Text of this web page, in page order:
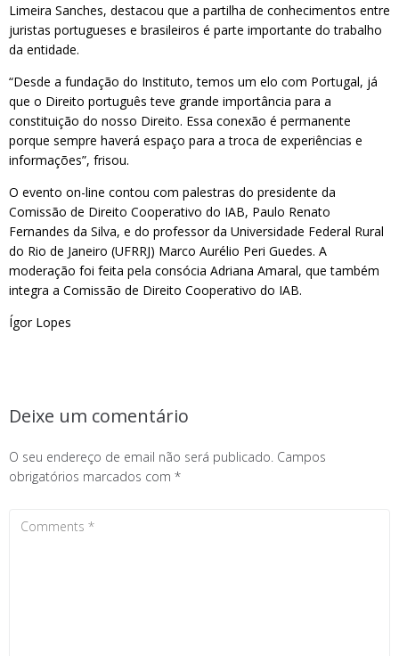
Limeira Sanches, destacou que a partilha de conhecimentos entre
juristas portugueses e brasileiros é parte importante do trabalho
da entidade.
“Desde a fundação do Instituto, temos um elo com Portugal, já
que o Direito português teve grande importância para a
constituição do nosso Direito. Essa conexão é permanente
porque sempre haverá espaço para a troca de experiências e
informações”, frisou.
O evento on-line contou com palestras do presidente da
Comissão de Direito Cooperativo do IAB, Paulo Renato
Fernandes da Silva, e do professor da Universidade Federal Rural
do Rio de Janeiro (UFRRJ) Marco Aurélio Peri Guedes. A
moderação foi feita pela consócia Adriana Amaral, que também
integra a Comissão de Direito Cooperativo do IAB.
Ígor Lopes
Deixe um comentário
O seu endereço de email não será publicado. Campos
obrigatórios marcados com *